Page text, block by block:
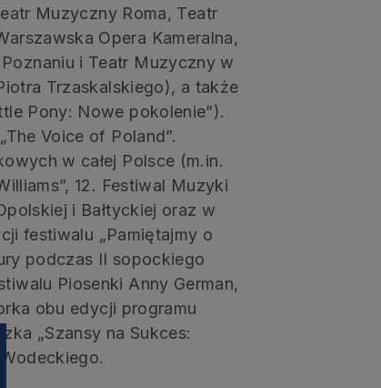
Muzyczny Roma, Teatr
Opera Kameralna,
i Teatr Muzyczny w
Trzaskalskiego), a także
Pony: Nowe pokolenie”).
Voice of Poland”.
w całej Polsce (m.in.
12. Festiwal Muzyki
i Bałtyckiej oraz w
festiwalu „Pamiętajmy o
podczas II sopockiego
Piosenki Anny German,
obu edycji programu
„Szansy na Sukces: